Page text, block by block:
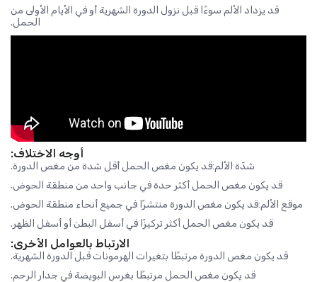
قد يزداد الألم سوءًا قبل نزول الدورة الشهرية أو في الأيام الأولى من
الحمل.
أوجه الاختلاف:
شدّة الألم:قد يكون مغص الحمل أقل شدة من مغص الدورة.
قد يكون مغص الحمل أكثر حدة في جانب واحد من منطقة الحوض.
موقع الألم:قد يكون مغص الدورة منتشرًا في جميع أنحاء منطقة الحوض.
قد يكون مغص الحمل أكثر تركيزًا في أسفل البطن أو أسفل الظهر.
الارتباط بالعوامل الأخرى:
قد يكون مغص الدورة مرتبطًا بتغيرات الهرمونات قبل الدورة الشهرية.
قد يكون مغص الحمل مرتبطًا بغرس البويضة في جدار الرحم.